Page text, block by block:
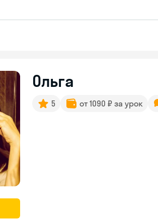
Ольга
5 от 1090 ₽ за урок